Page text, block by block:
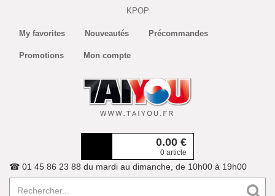
KPOP
My favorites Nouveautés Précommandes
Promotions Mon compte
0.00 €
0 article
☎ 01 45 86 23 88 du mardi au dimanche, de 10h00 à 19h00